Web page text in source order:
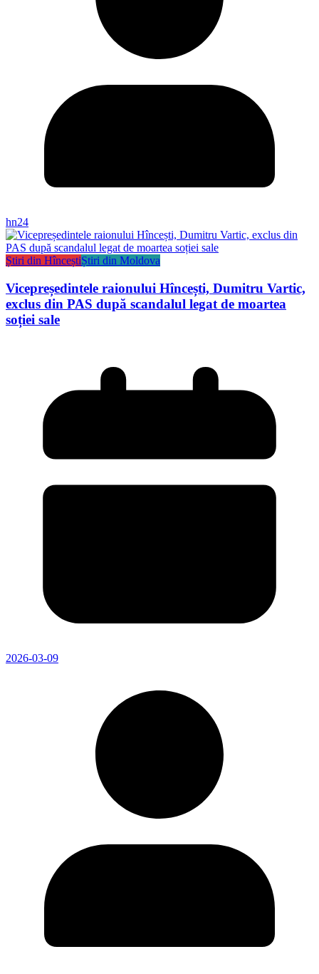
hn24
Știri din HînceștiȘtiri din Moldova
Vicepreședintele raionului Hîncești, Dumitru Vartic,
exclus din PAS după scandalul legat de moartea
soției sale
2026-03-09